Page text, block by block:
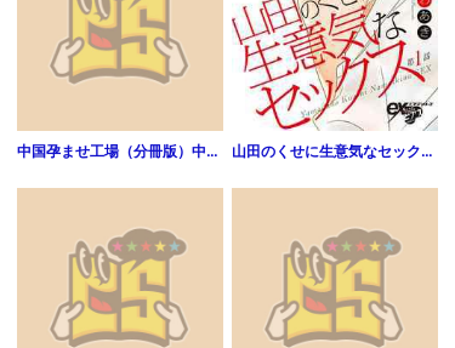
中国孕ませ工場（分冊版）中国孕ませ工場 【第1話】 山田のくせに生意気なセックス 第1話